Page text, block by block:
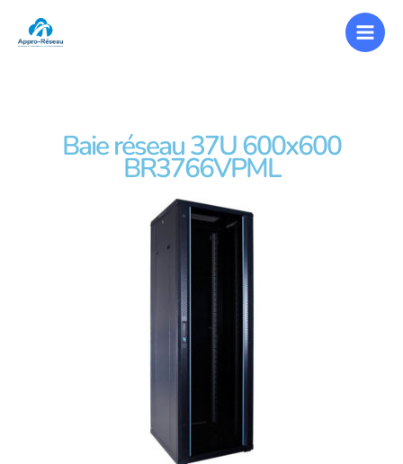
Baie réseau 37U 600x600
BR3766VPML